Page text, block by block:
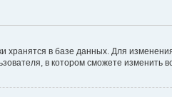
хранятся в базе данных. Для
в котором сможете изменить